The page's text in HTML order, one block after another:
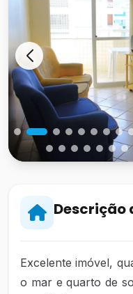
Descrição
Excelente imóvel,
o mar e quarto de